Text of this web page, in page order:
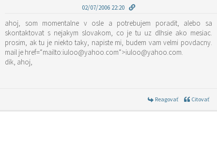
02/07/2006 22:20
ahoj, som momentalne v osle a potrebujem poradit, alebo sa
skontaktovat s nejakym slovakom, co je tu uz dlhsie ako mesiac.
prosim, ak tu je niekto taky, napiste mi, budem vam velmi povdacny.
mail je href=“mailto:iuloo@yahoo.com“>iuloo@yahoo.com.
dik, ahoj,
Reagovať Citovať